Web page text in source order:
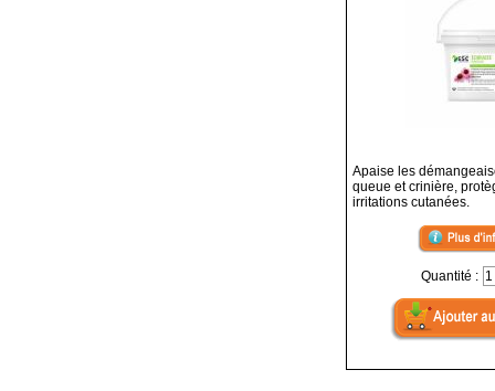
Apaise les
queue et crinière,
irritations cutanées.
Quantité :